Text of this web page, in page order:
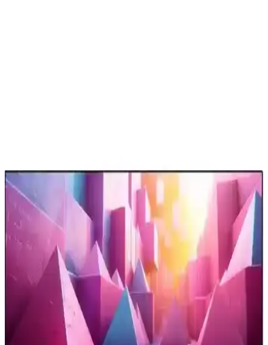
Bağlantısında Görüntü Çözünürlüğü Sorunları ve
Çözümleri
Laptop ve televizyon arasında HDMI bağlantısında yaşanan görüntü
çözünürlüğü sorunları, ekran modları, çözünürlük ayarları, HDMI
kablosu kalitesi ve televizyon ölçeklendirme seçenekleriyle
giderilebilir.
Televizyon Dizilerinde Oyuncu Maaşları ve Gelirleri:
Güncel Durum ve Trendler
Televizyon dizilerinde oyuncuların kazançları, sektörün dinamikleri
ve popülerliğe göre değişiklik gösterir. Güncel ücretler ve trendler
hakkında detaylı bilgi içerir.